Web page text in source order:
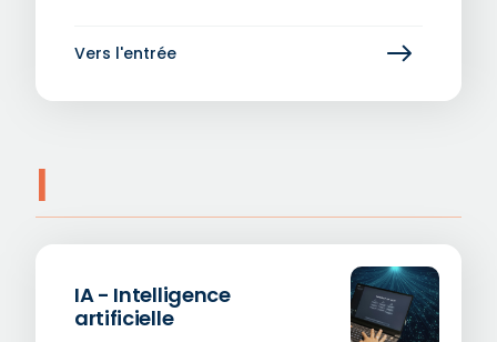
Vers l'entrée
I
IA - Intelligence
artificielle